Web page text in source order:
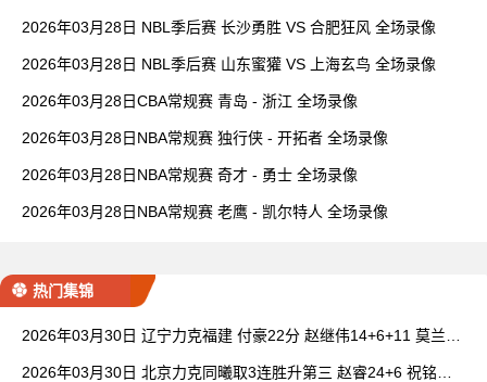
2026年03月28日 NBL季后赛 长沙勇胜 VS 合肥狂风 全场录像
2026年03月28日 NBL季后赛 山东蜜獾 VS 上海玄鸟 全场录像
2026年03月28日CBA常规赛 青岛 - 浙江 全场录像
2026年03月28日NBA常规赛 独行侠 - 开拓者 全场录像
2026年03月28日NBA常规赛 奇才 - 勇士 全场录像
2026年03月28日NBA常规赛 老鹰 - 凯尔特人 全场录像
热门集锦
2026年03月30日 辽宁力克福建 付豪22分 赵继伟14+6+11 莫兰德
2026年03月30日 北京力克同曦取3连胜升第三 赵睿24+6 祝铭震1